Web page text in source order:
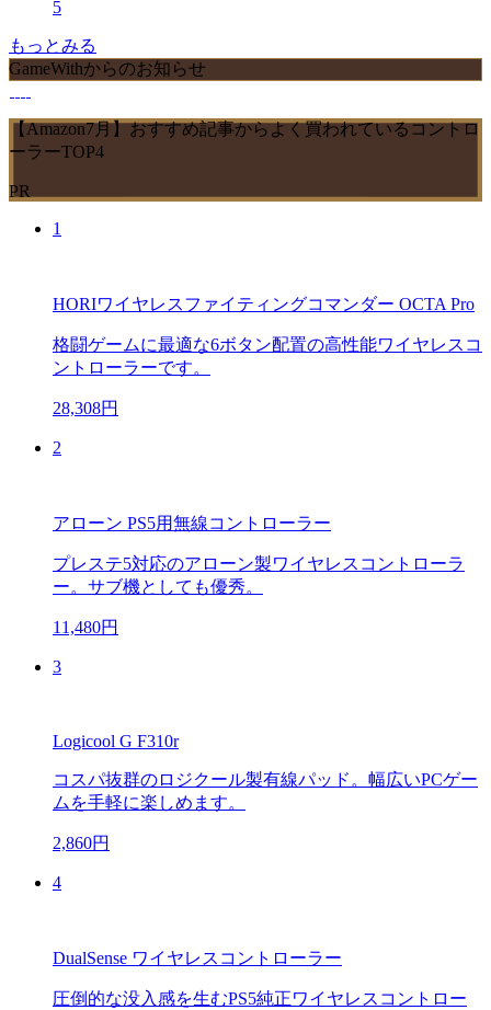
5
もっとみる
GameWithからのお知らせ
【Amazon7月】おすすめ記事からよく買われているコントロ
ーラーTOP4
PR
1
HORIワイヤレスファイティングコマンダー OCTA Pro
格闘ゲームに最適な6ボタン配置の高性能ワイヤレスコ
ントローラーです。
28,308円
2
アローン PS5用無線コントローラー
プレステ5対応のアローン製ワイヤレスコントローラ
ー。サブ機としても優秀。
11,480円
3
Logicool G F310r
コスパ抜群のロジクール製有線パッド。幅広いPCゲー
ムを手軽に楽しめます。
2,860円
4
DualSense ワイヤレスコントローラー
圧倒的な没入感を生むPS5純正ワイヤレスコントロー